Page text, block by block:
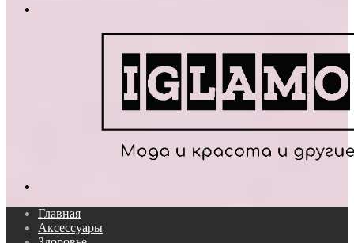
Главная
Аксессуары